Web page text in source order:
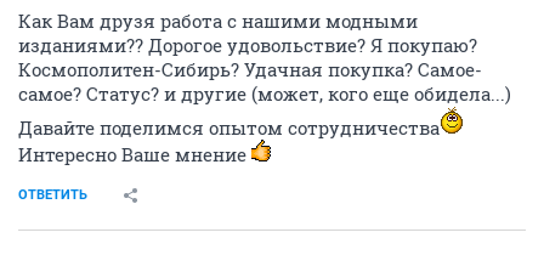
Как Вам друзя работа с нашими модными
изданиями?? Дорогое удовольствие? Я покупаю?
Космополитен-Сибирь? Удачная покупка? Самое-
самое? Статус? и другие (может, кого еще обидела...)
Давайте поделимся опытом сотрудничества
Интересно Ваше мнение
ОТВЕТИТЬ